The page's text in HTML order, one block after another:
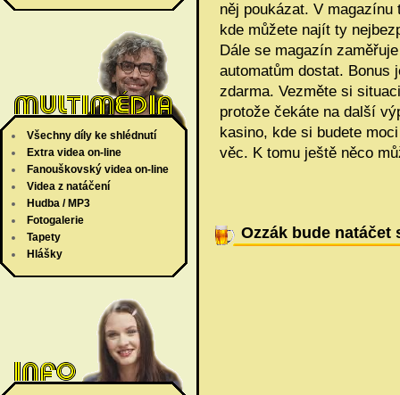
Všechny díly ke shlédnutí
Extra videa on-line
Fanouškovský videa on-line
Videa z natáčení
Hudba / MP3
Fotogalerie
Tapety
Hlášky
něj poukázat. V
kde můžete najít ty
Dále se magazín
automatům dostat. Bonus
zdarma. Vezměte si
protože čekáte na další
kasino, kde si budete
věc. K tomu ještě něco
Ozzák bude natáčet